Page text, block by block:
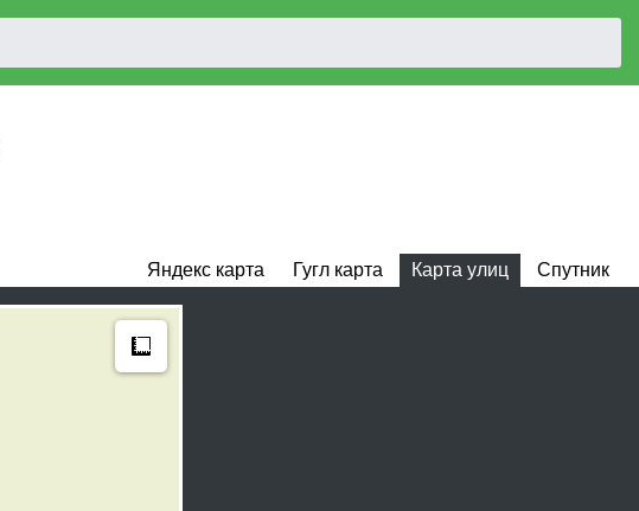
Яндекс карта Гугл карта Карта улиц Спутник